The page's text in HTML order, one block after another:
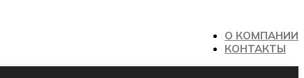
О КОМПАНИИ
КОНТАКТЫ